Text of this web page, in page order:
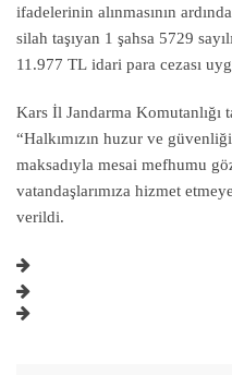
ifadelerinin alınmasının
silah taşıyan 1 şahsa 5729
11.977 TL idari para cezası
Kars İl Jandarma Komutanlığı
“Halkımızın huzur ve
maksadıyla mesai mefhumu
vatandaşlarımıza hizmet
verildi.